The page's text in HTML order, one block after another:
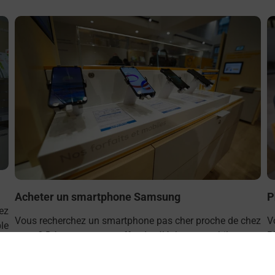
En savoir plus
Acheter un smartphone Samsung
Vous recherchez un smartphone pas cher proche de chez
vous ? Découvrez notre offre de téléphones mobiles